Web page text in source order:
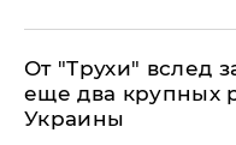
От "Трухи" вслед
еще два крупных
Украины